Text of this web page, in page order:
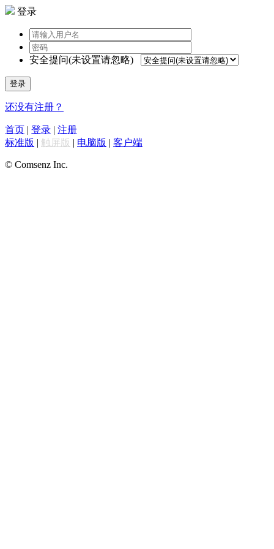
登录
安全提问(未设置请忽略)
登录
还没有注册？
首页 | 登录 | 注册
标准版 | 触屏版 | 电脑版 | 客户端
© Comsenz Inc.